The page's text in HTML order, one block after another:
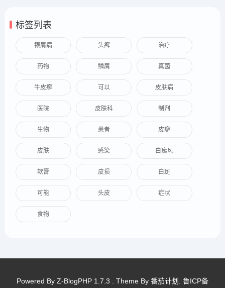
标签列表
银屑病 头癣 治疗
药物 鳞屑 真菌
牛皮癣 可以 皮肤病
医院 皮肤科 制剂
生物 患者 皮癣
皮肤 感染 白癜风
软膏 皮损 白斑
可能 头皮 症状
食物
Powered By Z-BlogPHP 1.7.3 . Theme By 番茄计划 鲁ICP备